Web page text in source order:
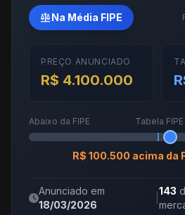
balanceNa Média FIPE
PREÇO ANUNCIADO
R$ 4.100.000
Abaixo da FIPE Tabela FIPE
R$ 100.500 acima da
Anunciado em
18/03/2026
143